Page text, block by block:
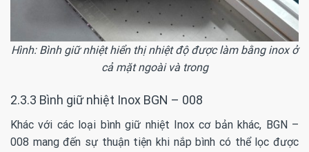
Hình: Bình giữ nhiệt hiển thị nhiệt độ được làm bằng inox ở
cả mặt ngoài và trong
2.3.3 Bình giữ nhiệt Inox BGN – 008
Khác với các loại bình giữ nhiệt Inox cơ bản khác, BGN –
008 mang đến sự thuận tiện khi nắp bình có thể lọc được